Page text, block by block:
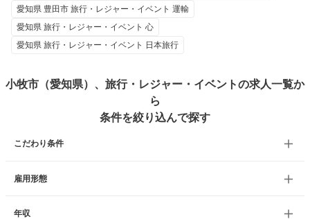
愛知県 豊田市 旅行・レジャー・イベント 運輸
愛知県 旅行・レジャー・イベント 心
愛知県 旅行・レジャー・イベント 日本旅行
小牧市（愛知県）、旅行・レジャー・イベントの求人一覧か
ら
条件を絞り込んで探す
こだわり条件
雇用形態
年収